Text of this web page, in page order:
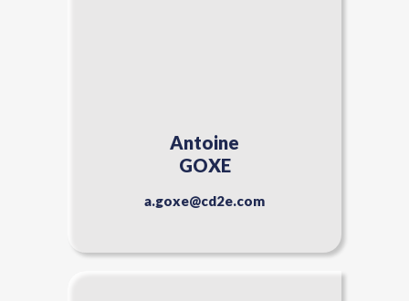
Antoine
GOXE
a.goxe@cd2e.com